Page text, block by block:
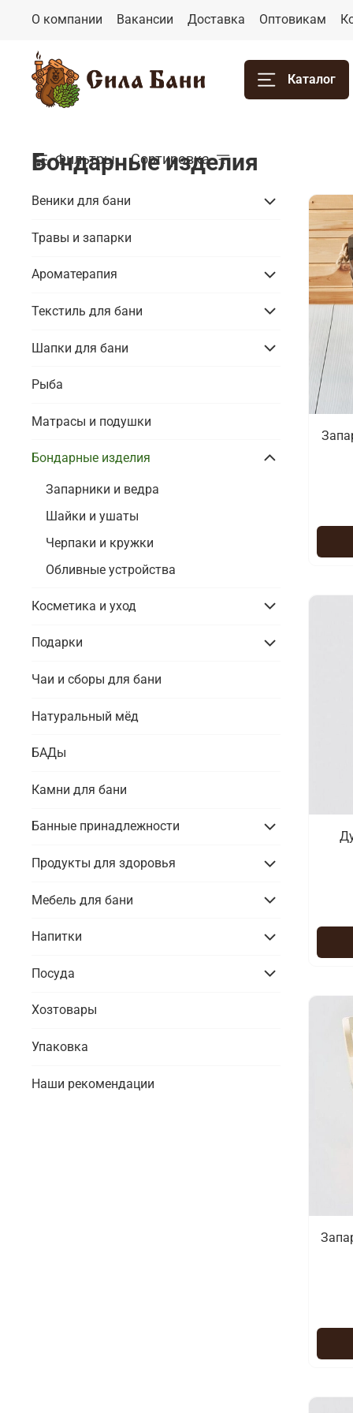
О компании Вакансии Доставка Оптовикам
Каталог
Бондарные изделия
Фильтры Сортировка
Веники для бани
Травы и запарки
Ароматерапия
Текстиль для бани
Шапки для бани
Рыба
Матрасы и подушки
Бондарные изделия
Запарники и ведра
Шайки и ушаты
Черпаки и кружки
Обливные устройства
Косметика и уход
Подарки
Чаи и сборы для бани
Натуральный мёд
БАДы
Камни для бани
Банные принадлежности
Продукты для здоровья
Мебель для бани
Напитки
Посуда
Хозтовары
Упаковка
Наши рекомендации